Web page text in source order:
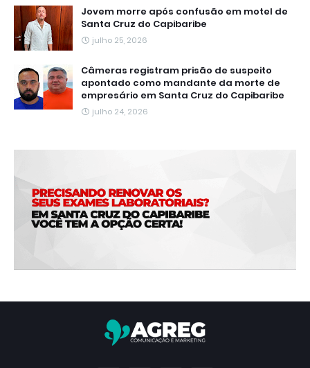
Jovem morre após confusão em motel de
Santa Cruz do Capibaribe
julho 25, 2026
Câmeras registram prisão de suspeito
apontado como mandante da morte de
empresário em Santa Cruz do Capibaribe
julho 24, 2026